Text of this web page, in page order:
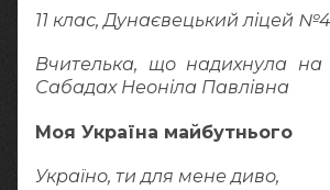
11 клас, Дунаєвецький ліцей №4
Вчителька, що надихнула
Сабадах Неоніла Павлівна
Моя Україна майбутнього
Україно, ти для мене диво,